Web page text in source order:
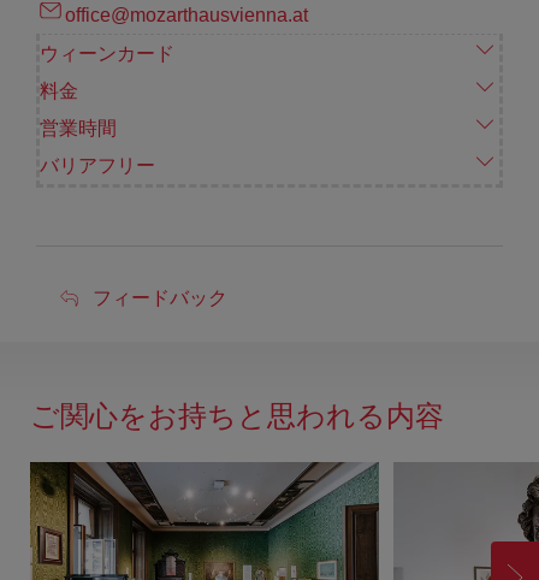
office@mozarthausvienna.at
ウィーンカード
料金
営業時間
バリアフリー
フ
ド
ッ
ク
フィードバック
ご関心をお持ちと思われる内容